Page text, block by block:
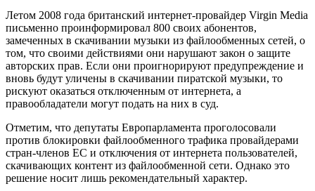
Летом 2008 года британский интернет-провайдер Virgin Media
письменно проинформировал 800 своих абонентов,
замеченных в скачивании музыки из файлообменных сетей, о
том, что своими действиями они нарушают закон о защите
авторских прав. Если они проигнорируют предупреждение и
вновь будут уличены в скачивании пиратской музыки, то
рискуют оказаться отключенным от интернета, а
правообладатели могут подать на них в суд.
Отметим, что депутаты Европарламента проголосовали
против блокировки файлообменного трафика провайдерами
стран-членов ЕС и отключения от интернета пользователей,
скачивающих контент из файлообменной сети. Однако это
решение носит лишь рекомендательный характер.